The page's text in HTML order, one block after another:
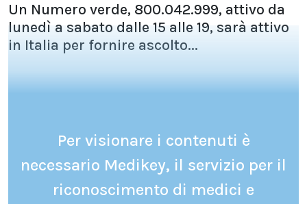
Un Numero verde, 800.042.999, attivo da
lunedì a sabato dalle 15 alle 19, sarà attivo
in Italia per fornire ascolto...
Per visionare i contenuti è
necessario Medikey, il servizio per il
riconoscimento di medici e